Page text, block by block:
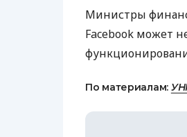
Министры
Facebook может
По материалам: